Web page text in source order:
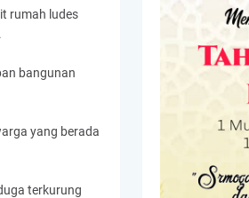
rumah ludes
bangunan
yang berada
terkurung